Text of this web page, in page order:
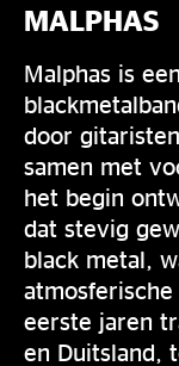
MALPHAS
Malphas is
door
samen met
het begin
dat stevig
black metal,
eerste jaren
en Duitsland,